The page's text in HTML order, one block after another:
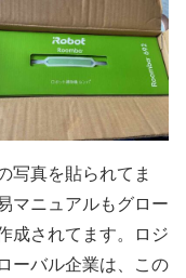
写真を貼られてま
マニュアルもグロー
成されてます。ロジ
ーバル企業は、この